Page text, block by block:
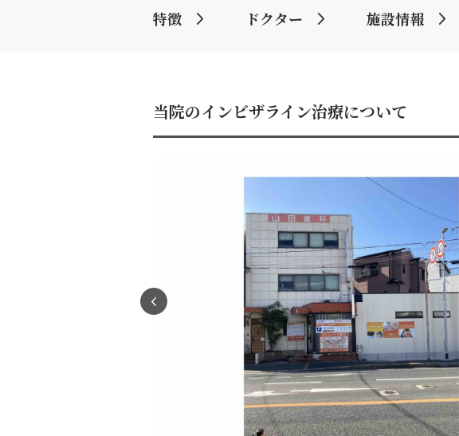
特徴 ドクター 施設情報
当院のインビザライン治療について